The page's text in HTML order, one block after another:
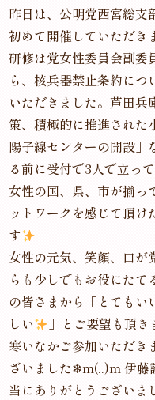
昨日は、公明党西宮総支
初めて開催していただき
研修は党女性委員会副委
ら、核兵器禁止条約に
いただきました。芦田兵
策、積極的に推進された
陽子線センターの開設」
る前に受付で3人で立っ
女性の国、県、市が揃っ
ットワークを感じて頂
す
女性の元気、笑顔、口が
らも少しでもお役にた
の皆さまから「とてもい
しい
」とご要望も頂き
寒いなかご参加いただき
ざいました❄m(..)m 伊藤
当にありがとうございま